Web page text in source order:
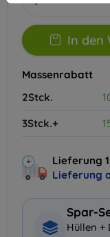
In den
Massenrabatt
2Stck.
3Stck.+
Lieferung
Lieferung
Spar-
Hüllen +